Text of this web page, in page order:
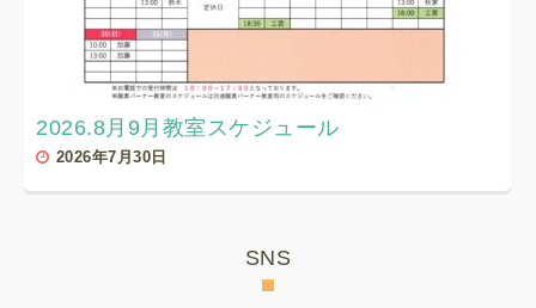
2026.8月9月教室スケジュール
2026年7月30日
SNS